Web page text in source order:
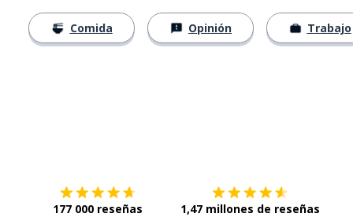
Comida Opinión Trabajo
177 000 reseñas 1,47 millones de reseñas